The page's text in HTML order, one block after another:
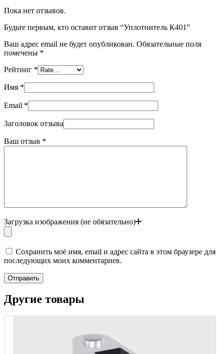
Пока нет отзывов.
Будьте первым, кто оставит отзыв “Уплотнитель К401”
Ваш адрес email не будет опубликован. Обязательные поля
помечены *
Рейтинг *
Имя *
Email *
Заголовок отзыва
Ваш отзыв *
Загрузка изображения (не обязательно)
Сохранить моё имя, email и адрес сайта в этом браузере для
последующих моих комментариев.
Отправить
Другие товары